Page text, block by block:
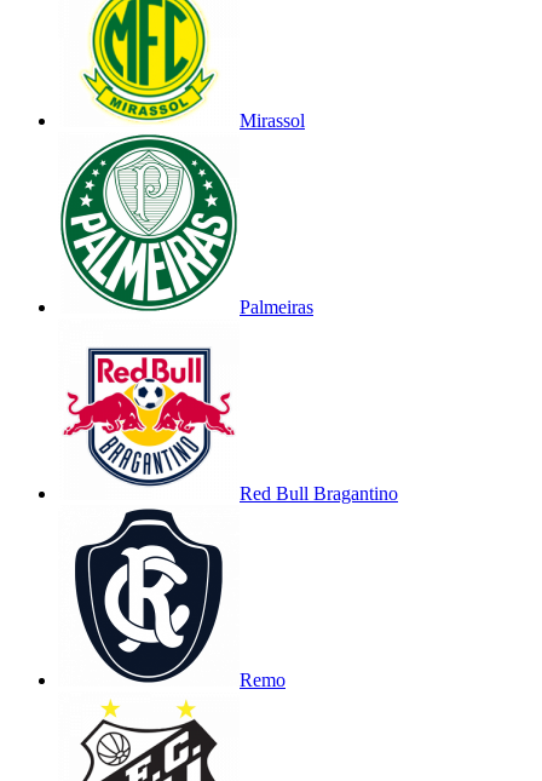
Mirassol
Palmeiras
Red Bull Bragantino
Remo